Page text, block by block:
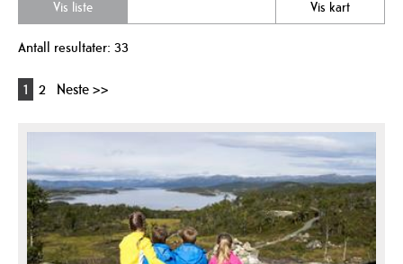
Vis liste Vis kart
Antall resultater: 33
1 2 Neste >>